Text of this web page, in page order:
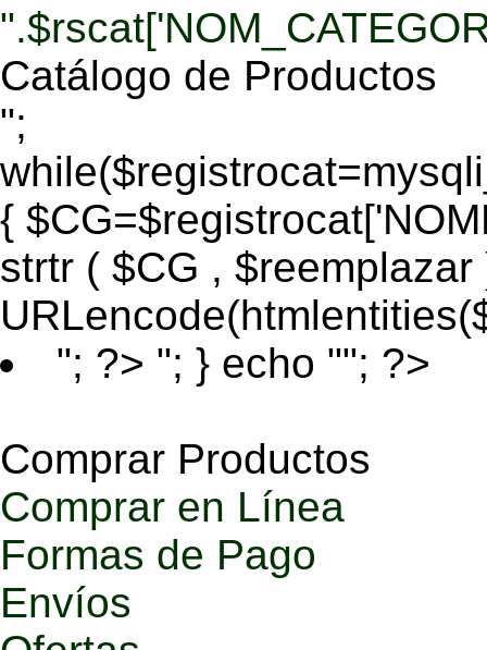
Catálogo de Productos
";
{
strtr ( $CG , $reemplazar
"; ?> "; } echo ""; ?>
Comprar Productos
Comprar en Línea
Formas de Pago
Envíos